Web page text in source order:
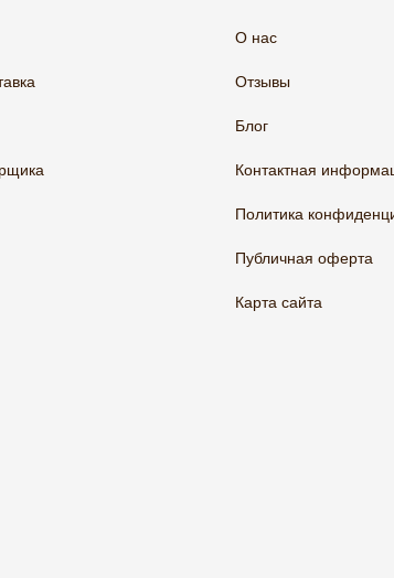
О нас
Отзывы
Блог
Контактная
Политика
Публичная оферта
Карта сайта